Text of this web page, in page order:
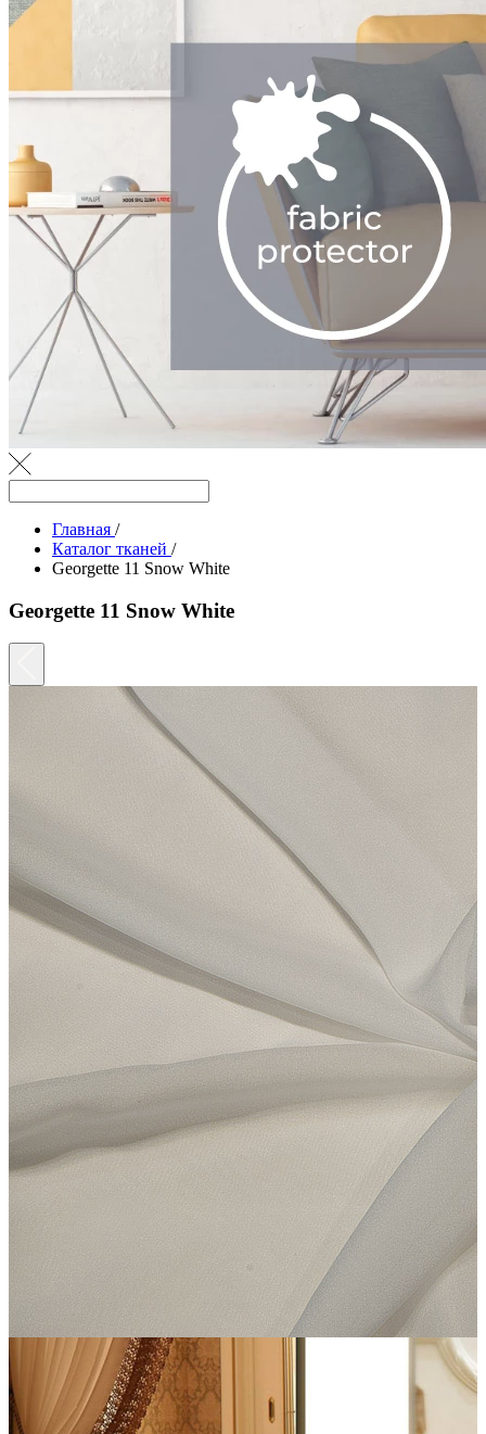
Главная /
Каталог тканей /
Georgette 11 Snow White
Georgette 11 Snow White